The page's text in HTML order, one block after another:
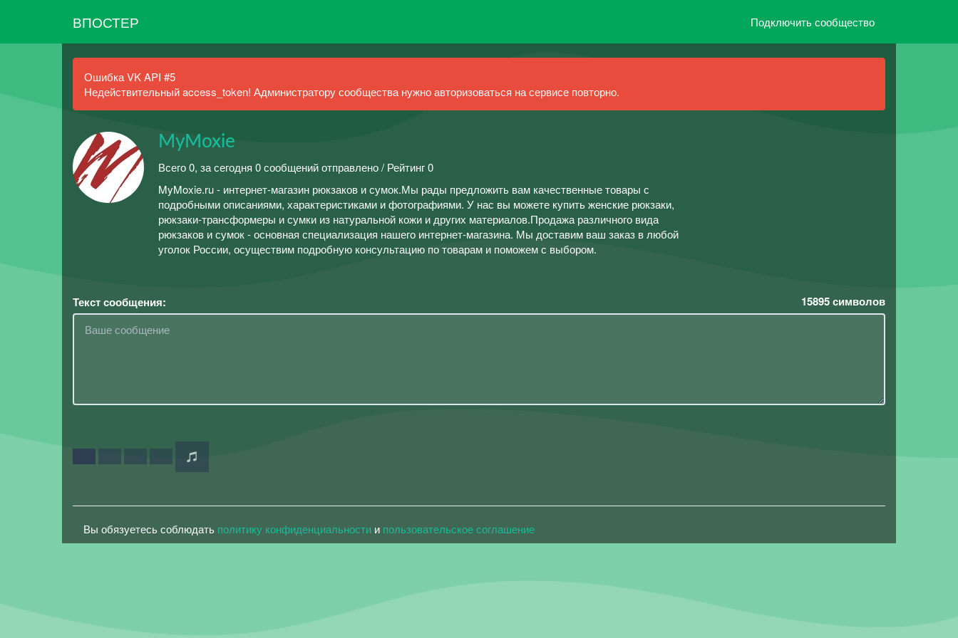
ВПОСТЕР Подключить сообщество
Ошибка VK API #5
Недействительный access_token! Администратору сообщества нужно авторизоваться на сервисе повторно.
MyMoxie
Всего 0, за сегодня 0 сообщений отправлено / Рейтинг 0
MyMoxie.ru - интернет-магазин рюкзаков и сумок.Мы рады предложить вам качественные товары с
подробными описаниями, характеристиками и фотографиями. У нас вы можете купить женские рюкзаки,
рюкзаки-трансформеры и сумки из натуральной кожи и других материалов.Продажа различного вида
рюкзаков и сумок - основная специализация нашего интернет-магазина. Мы доставим ваш заказ в любой
уголок России, осуществим подробную консультацию по товарам и поможем с выбором.
Текст сообщения: 15895символов
Вы обязуетесь соблюдать политику конфиденциальности и пользовательское соглашение